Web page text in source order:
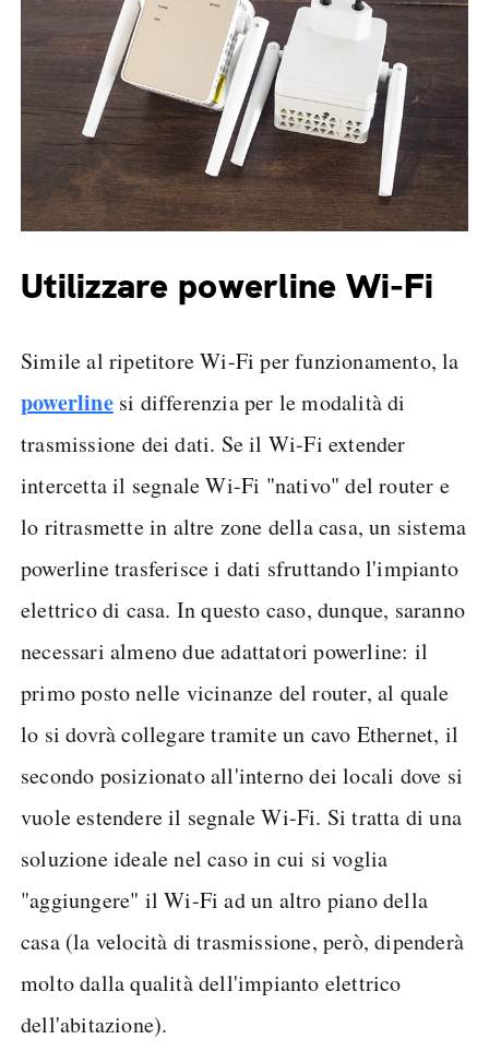
Utilizzare powerline Wi-Fi
Simile al ripetitore Wi-Fi per funzionamento, la
powerlinesi differenzia per le modalità di
trasmissione dei dati. Se il Wi-Fi extender
intercetta il segnale Wi-Fi "nativo" del router e
lo ritrasmette in altre zone della casa, un sistema
powerline trasferisce i dati sfruttando l'impianto
elettrico di casa. In questo caso, dunque, saranno
necessari almeno due adattatori powerline: il
primo posto nelle vicinanze del router, al quale
lo si dovrà collegare tramite un cavo Ethernet, il
secondo posizionato all'interno dei locali dove si
vuole estendere il segnale Wi-Fi. Si tratta di una
soluzione ideale nel caso in cui si voglia
"aggiungere" il Wi-Fi ad un altro piano della
casa (la velocità di trasmissione, però, dipenderà
molto dalla qualità dell'impianto elettrico
dell'abitazione).